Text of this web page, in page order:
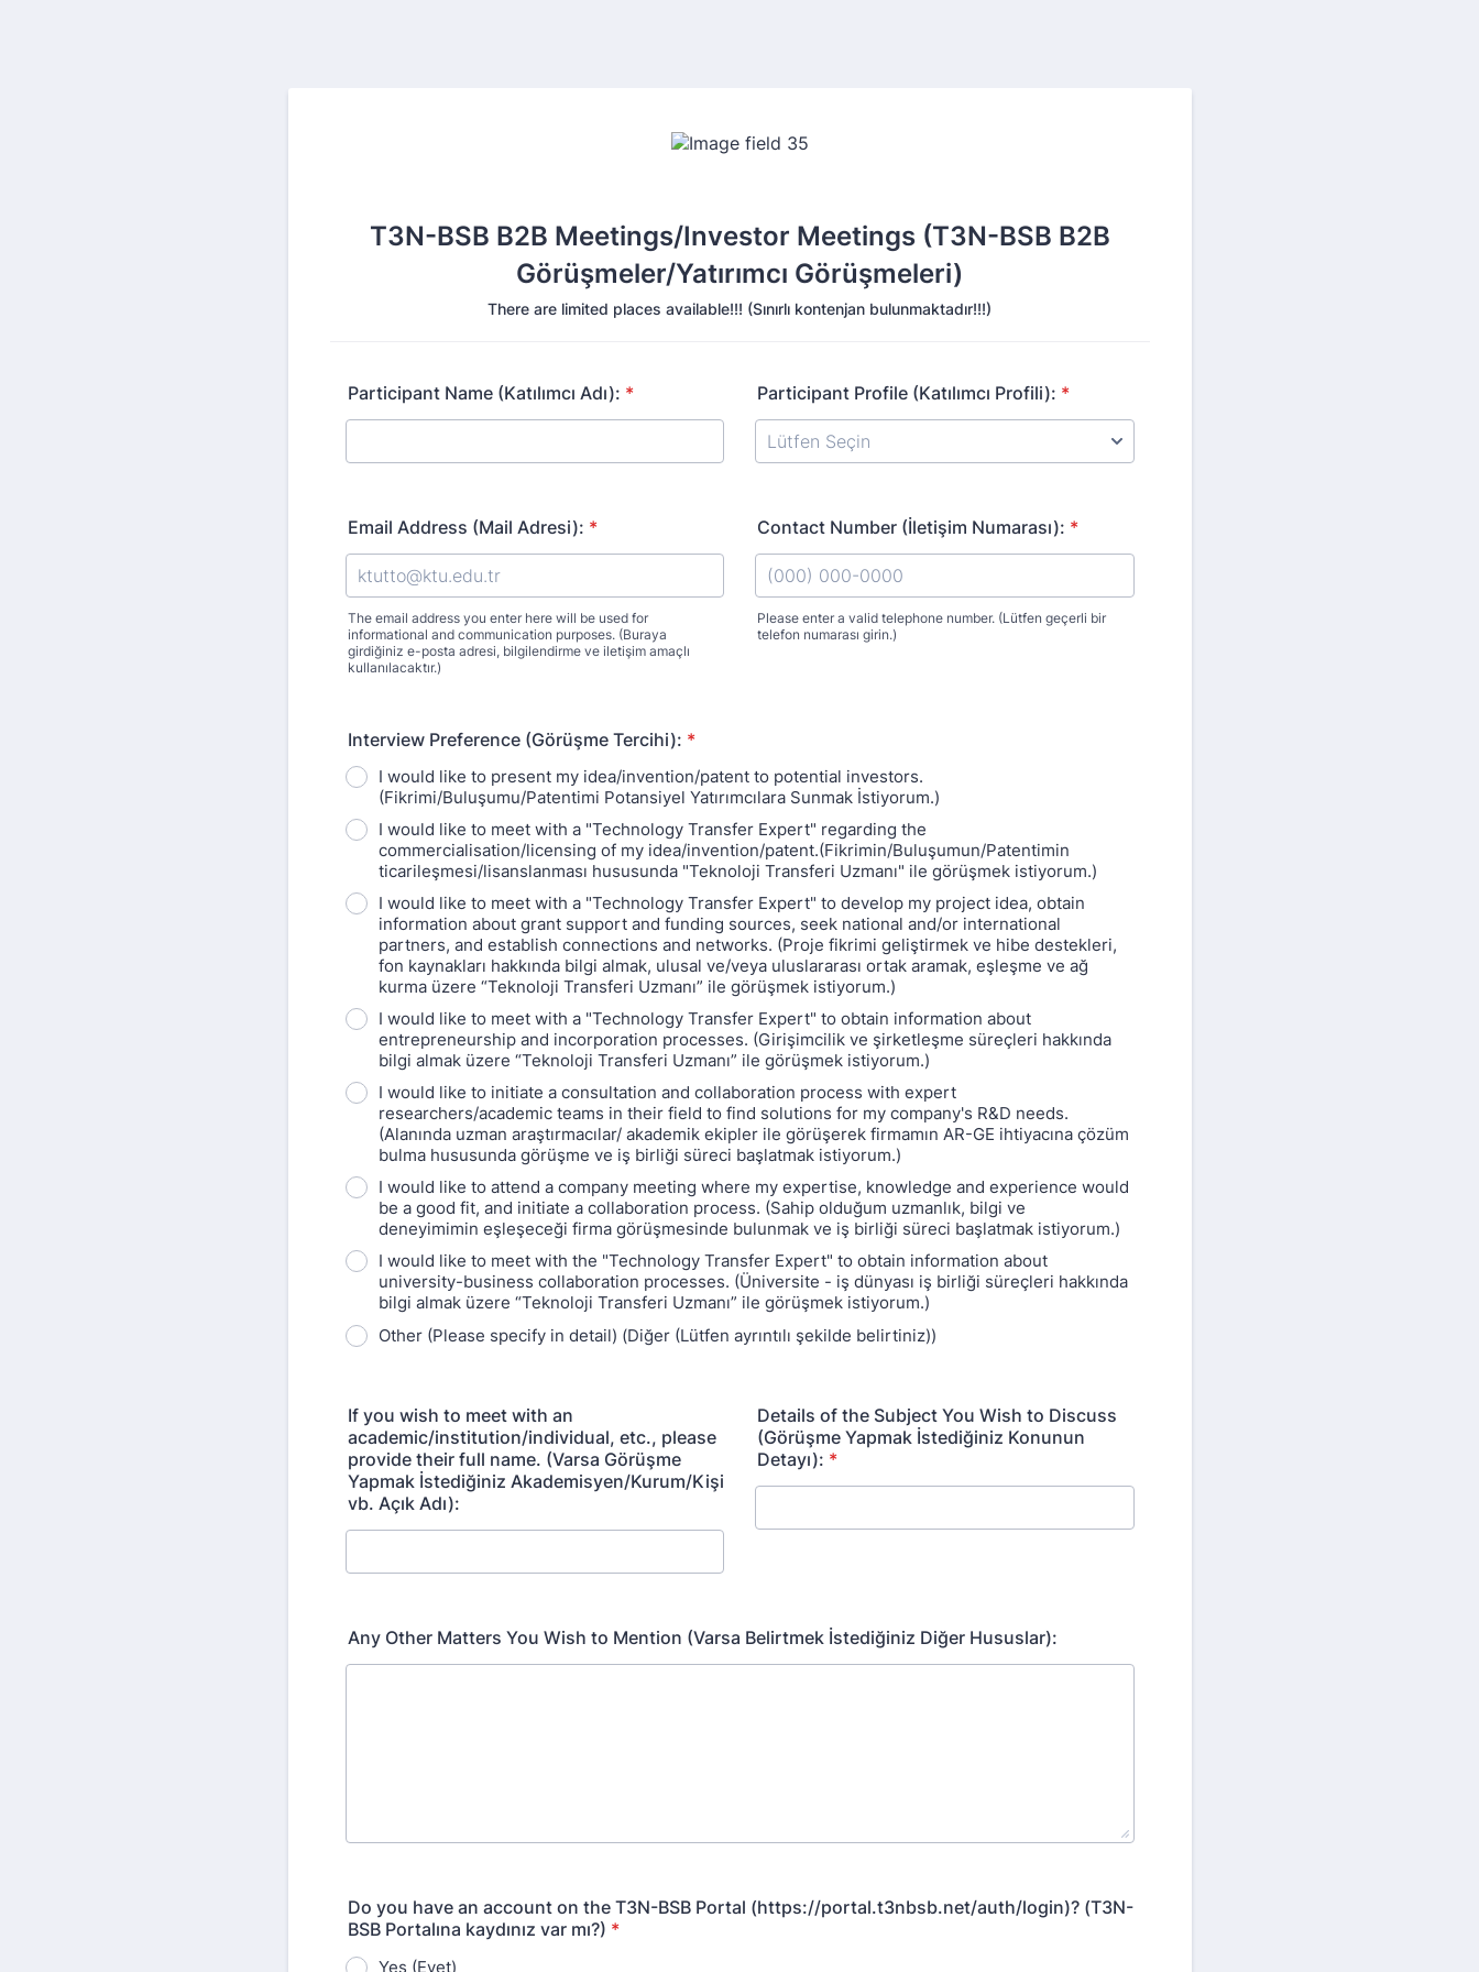
T3N-BSB B2B Meetings/Investor Meetings (T3N-BSB B2B
Görüşmeler/Yatırımcı Görüşmeleri)
There are limited places available!!! (Sınırlı kontenjan bulunmaktadır!!!)
Participant Name (Katılımcı Adı): * Participant Profile (Katılımcı Profili): *
Email Address (Mail Adresi): *
The email address you enter here will be used for
informational and communication purposes. (Buraya
girdiğiniz e-posta adresi, bilgilendirme ve iletişim amaçlı
kullanılacaktır.)
Contact Number (İletişim Numarası): *
Please enter a valid telephone number. (Lütfen geçerli bir
telefon numarası girin.)
Interview Preference (Görüşme Tercihi): *
I would like to present my idea/invention/patent to potential investors.
(Fikrimi/Buluşumu/Patentimi Potansiyel Yatırımcılara Sunmak İstiyorum.)
I would like to meet with a "Technology Transfer Expert" regarding the
commercialisation/licensing of my idea/invention/patent.(Fikrimin/Buluşumun/Patentimin
ticarileşmesi/lisanslanması hususunda "Teknoloji Transferi Uzmanı" ile görüşmek istiyorum.)
I would like to meet with a "Technology Transfer Expert" to develop my project idea, obtain
information about grant support and funding sources, seek national and/or international
partners, and establish connections and networks. (Proje fikrimi geliştirmek ve hibe destekleri,
fon kaynakları hakkında bilgi almak, ulusal ve/veya uluslararası ortak aramak, eşleşme ve ağ
kurma üzere “Teknoloji Transferi Uzmanı” ile görüşmek istiyorum.)
I would like to meet with a "Technology Transfer Expert" to obtain information about
entrepreneurship and incorporation processes. (Girişimcilik ve şirketleşme süreçleri hakkında
bilgi almak üzere “Teknoloji Transferi Uzmanı” ile görüşmek istiyorum.)
I would like to initiate a consultation and collaboration process with expert
researchers/academic teams in their field to find solutions for my company's R&D needs.
(Alanında uzman araştırmacılar/ akademik ekipler ile görüşerek firmamın AR-GE ihtiyacına çözüm
bulma hususunda görüşme ve iş birliği süreci başlatmak istiyorum.)
I would like to attend a company meeting where my expertise, knowledge and experience would
be a good fit, and initiate a collaboration process. (Sahip olduğum uzmanlık, bilgi ve
deneyimimin eşleşeceği firma görüşmesinde bulunmak ve iş birliği süreci başlatmak istiyorum.)
I would like to meet with the "Technology Transfer Expert" to obtain information about
university-business collaboration processes. (Üniversite - iş dünyası iş birliği süreçleri hakkında
bilgi almak üzere “Teknoloji Transferi Uzmanı” ile görüşmek istiyorum.)
Other (Please specify in detail) (Diğer (Lütfen ayrıntılı şekilde belirtiniz))
If you wish to meet with an
academic/institution/individual, etc., please
provide their full name. (Varsa Görüşme
Yapmak İstediğiniz Akademisyen/Kurum/Kişi
vb. Açık Adı):
Details of the Subject You Wish to Discuss
(Görüşme Yapmak İstediğiniz Konunun
Detayı): *
Any Other Matters You Wish to Mention (Varsa Belirtmek İstediğiniz Diğer Hususlar):
Do you have an account on the T3N-BSB Portal (https://portal.t3nbsb.net/auth/login)? (T3N-
BSB Portalına kaydınız var mı?) *
Yes (Evet)